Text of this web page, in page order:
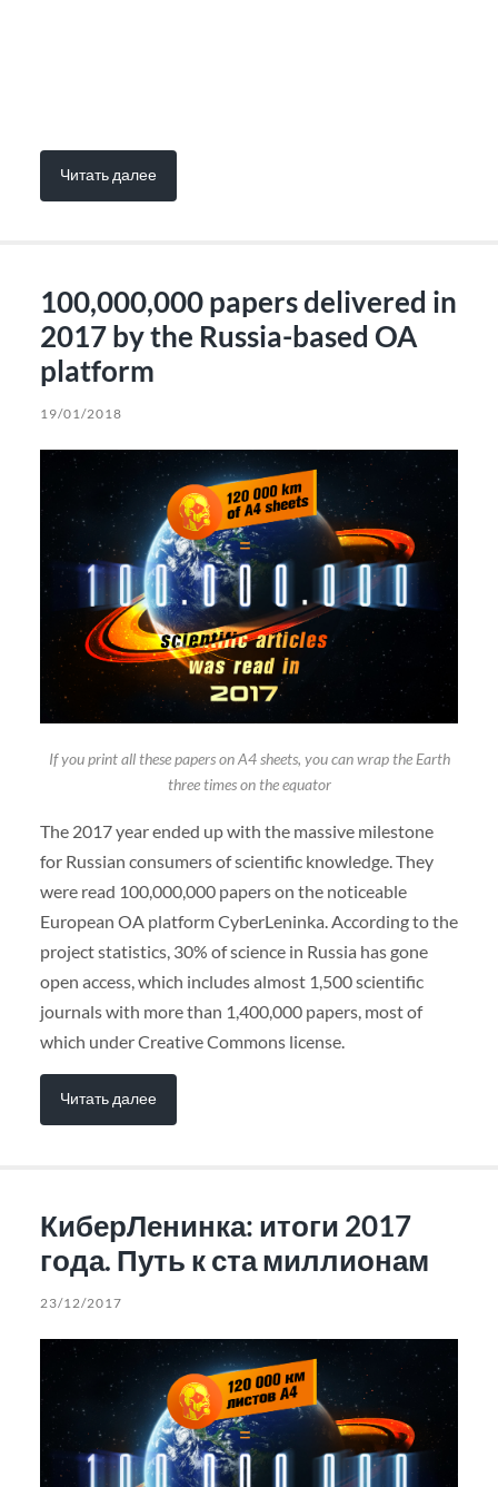
Читать далее
100,000,000 papers delivered in
2017 by the Russia-based OA
platform
19/01/2018
If you print all these papers on A4 sheets, you can wrap the Earth
three times on the equator
The 2017 year ended up with the massive milestone
for Russian consumers of scientific knowledge. They
were read 100,000,000 papers on the noticeable
European OA platform CyberLeninka. According to the
project statistics, 30% of science in Russia has gone
open access, which includes almost 1,500 scientific
journals with more than 1,400,000 papers, most of
which under Creative Commons license.
Читать далее
КиберЛенинка: итоги 2017
года. Путь к ста миллионам
23/12/2017